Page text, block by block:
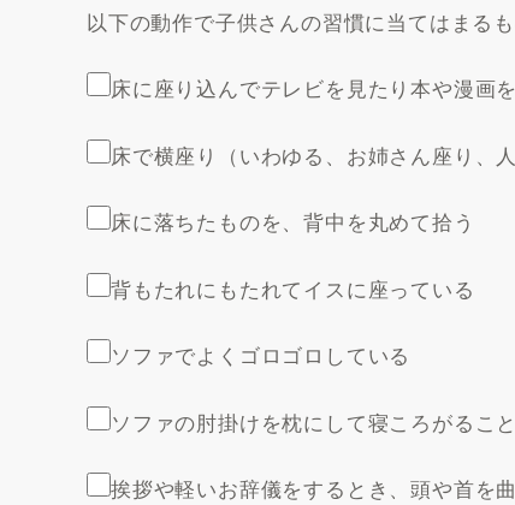
以下の動作で子供さんの習慣に当てはまる
床に座り込んでテレビを見たり本や漫画
床で横座り（いわゆる、お姉さん座り、
床に落ちたものを、背中を丸めて拾う
背もたれにもたれてイスに座っている
ソファでよくゴロゴロしている
ソファの肘掛けを枕にして寝ころがるこ
挨拶や軽いお辞儀をするとき、頭や首を